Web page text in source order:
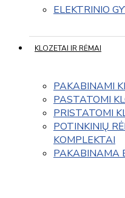
ELEKTRINIO
KLOZETAI IR RĖMAI
PAKABINAMI
PASTATOMI
PRISTATOMI
POTINKINIŲ
KOMPLEKTAI
PAKABINAMA